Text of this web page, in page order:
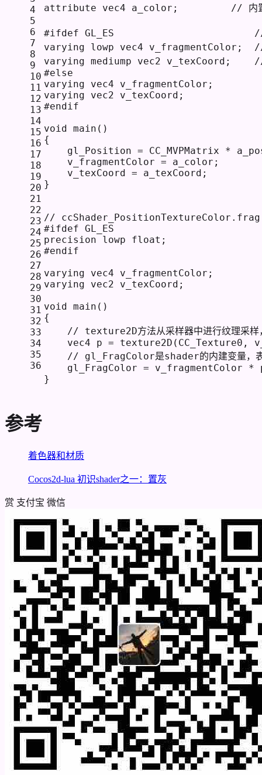
4
5
6
7
8
9
10
11
12
13
14
15
16
17
18
19
20
21
22
23
24
25
26
27
28
29
30
31
32
33
34
35
36
attribute vec4 a_color; // 内
#ifdef GL_ES
varying lowp vec4 v_fragmentColor;
varying mediump vec2 v_texCoord;
#else
varying vec4 v_fragmentColor;
varying vec2 v_texCoord;
#endif
void
main ()
{
gl_Position = CC_MVPMatrix *
    v_fragmentColor = a_color;
    v_texCoord = a_texCoord;
}
// ccShader_PositionTextureColor.frag
#ifdef GL_ES
precision lowp float ;
#endif
varying vec4 v_fragmentColor;
varying vec2 v_texCoord;
void
main ()
{
// texture2D方法从采样器中进行纹理采样
vec4 p = texture2D(CC_Texture0,
// gl_FragColor是shader的内建变量，表
gl_FragColor = v_fragmentColor *
}
参考
着色器和材质
Cocos2d-lua 初识shader之一：置灰
赏 支付宝 微信